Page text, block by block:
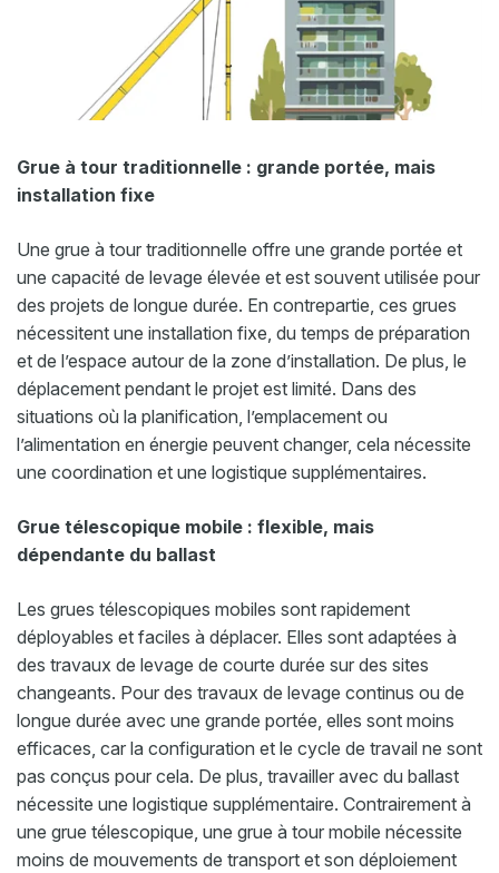
Grue à tour traditionnelle : grande portée, mais
installation fixe
Une grue à tour traditionnelle offre une grande portée et
une capacité de levage élevée et est souvent utilisée pour
des projets de longue durée. En contrepartie, ces grues
nécessitent une installation fixe, du temps de préparation
et de l’espace autour de la zone d’installation. De plus, le
déplacement pendant le projet est limité. Dans des
situations où la planification, l’emplacement ou
l’alimentation en énergie peuvent changer, cela nécessite
une coordination et une logistique supplémentaires.
Grue télescopique mobile : flexible, mais
dépendante du ballast
Les grues télescopiques mobiles sont rapidement
déployables et faciles à déplacer. Elles sont adaptées à
des travaux de levage de courte durée sur des sites
changeants. Pour des travaux de levage continus ou de
longue durée avec une grande portée, elles sont moins
efficaces, car la configuration et le cycle de travail ne sont
pas conçus pour cela. De plus, travailler avec du ballast
nécessite une logistique supplémentaire. Contrairement à
une grue télescopique, une grue à tour mobile nécessite
moins de mouvements de transport et son déploiement